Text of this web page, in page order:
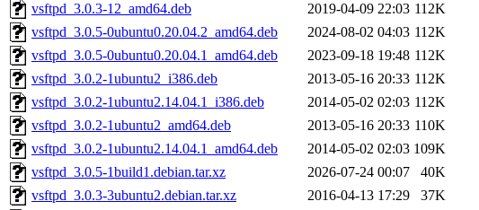
vsftpd_3.0.3-12_amd64.deb
2019-04-09 22:03 112K
vsftpd_3.0.5-0ubuntu0.20.04.2_amd64.deb
2024-08-02 04:03 112K
vsftpd_3.0.5-0ubuntu0.20.04.1_amd64.deb
2023-09-18 19:48 112K
vsftpd_3.0.2-1ubuntu2_i386.deb
2013-05-16 20:33 112K
vsftpd_3.0.2-1ubuntu2.14.04.1_i386.deb
2014-05-02 02:03 112K
vsftpd_3.0.2-1ubuntu2_amd64.deb
2013-05-16 20:33 110K
vsftpd_3.0.2-1ubuntu2.14.04.1_amd64.deb
2014-05-02 02:03 109K
vsftpd_3.0.5-1build1.debian.tar.xz
2026-07-24 00:07
40K
vsftpd_3.0.3-3ubuntu2.debian.tar.xz
2016-04-13 17:29
37K